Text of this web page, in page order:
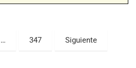
… 347 Siguiente